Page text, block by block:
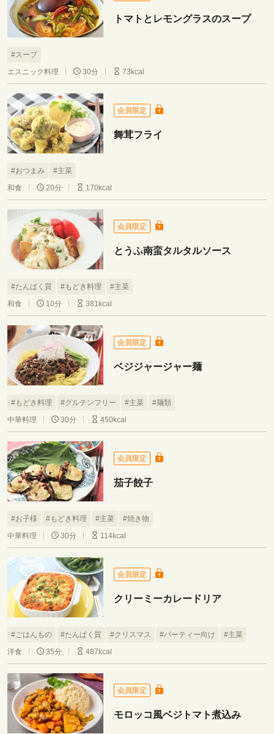
トマトとレモングラスのスープ
#スープ
エスニック料理
30分 73kcal
会員限定
舞茸フライ
#おつまみ
#主菜
和食
20分 170kcal
会員限定
とうふ南蛮タルタルソース
#たんぱく質 #もどき料理
#主菜
和食
10分 381kcal
会員限定
ベジジャージャー麺
#もどき料理 #グルテンフリー #主菜
#麺類
中華料理
30分 450kcal
会員限定
茄子餃子
#お子様 #もどき料理 #主菜
#焼き物
中華料理
30分 114kcal
会員限定
クリーミーカレードリア
#ごはんもの #たんぱく質 #クリスマス #パーティー向け
#主菜
洋食
35分 487kcal
会員限定
モロッコ風ベジトマト煮込み